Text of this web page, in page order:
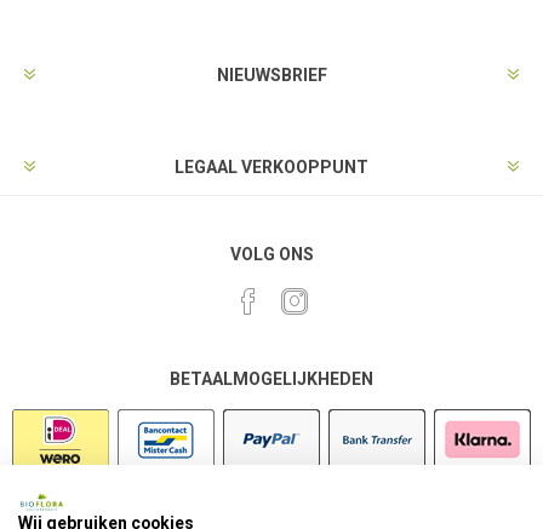
NIEUWSBRIEF
LEGAAL VERKOOPPUNT
VOLG ONS
BETAALMOGELIJKHEDEN
Wij gebruiken cookies